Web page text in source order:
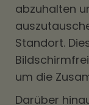
abzuhalten
Standort.
um die
Darüber